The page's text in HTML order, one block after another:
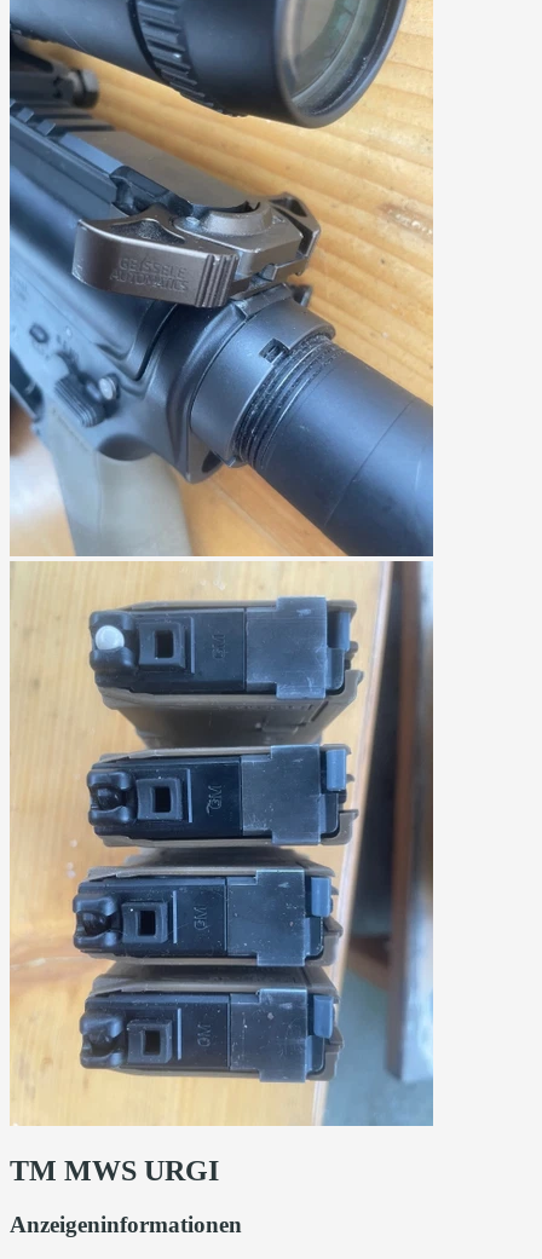
TM MWS URGI
Anzeigeninformationen